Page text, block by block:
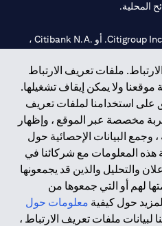
ملفات تعريف الارتباط
ولا يمكن إيقاف تشغيلها.
على استخدامنا لملفات تعريف
مخصصة عبر الموقع ، وإظهار
وجمع البيانات الإحصائية حول
المعلومات مع شركائنا في
والتحليل والذين قد يجمعونها
لهم أو التي جمعوها من
حول كيفية معلومات حول
لبيانات ملفات تعريف الارتباط ،
المحلية.
سيتي بنك هي علامة خدمة لشركة Citigroup Inc. أو .Citibank N.A ،
لدى مصرف الإمارات المركزي تحت
أرقام التراخيص 202563 لفرع الوصل في دبي، 531989 لفرع مول
لفرع أبوظبي. هاتف: 4000 311 04.
المتحدة مرخص من مصرف
كفرع لبنك أجنبي.
مرخص من هيئة الأوراق المالية
والسلع في الإمارات العربية المتحدة ("SCA") للقيام بالنشاط المالي لـ أ)
بموجب ترخيص رقم
تداول في الأسواق الدولية بموجب ترخيص